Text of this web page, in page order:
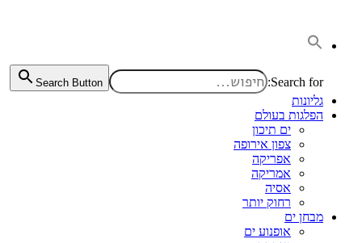
Search for:
Search Button
גליונות
הפלגות בעולם
ים תיכון
צפון אירופה
אפריקה
אמריקה
אסיה
רחוק יותר
מבחן ים
אופנוע ים